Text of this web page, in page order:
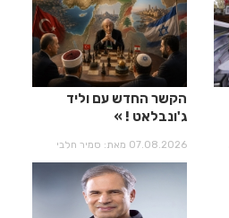
הקשר החדש עם וליד
ג'ונבלאט !
07.08.2026 מאת: סמיר חלבי